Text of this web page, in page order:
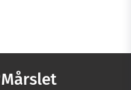
Mårslet